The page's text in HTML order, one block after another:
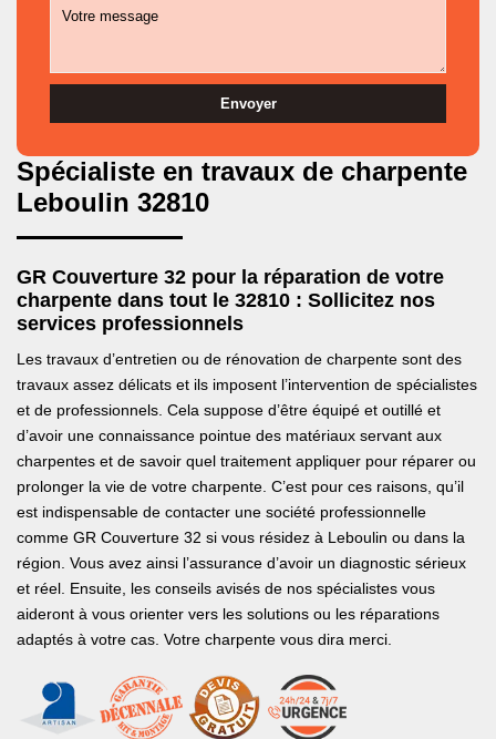
Spécialiste en travaux de charpente
Leboulin 32810
GR Couverture 32 pour la réparation de votre
charpente dans tout le 32810 : Sollicitez nos
services professionnels
Les travaux d’entretien ou de rénovation de charpente sont des
travaux assez délicats et ils imposent l’intervention de spécialistes
et de professionnels. Cela suppose d’être équipé et outillé et
d’avoir une connaissance pointue des matériaux servant aux
charpentes et de savoir quel traitement appliquer pour réparer ou
prolonger la vie de votre charpente. C’est pour ces raisons, qu’il
est indispensable de contacter une société professionnelle
comme GR Couverture 32 si vous résidez à Leboulin ou dans la
région. Vous avez ainsi l’assurance d’avoir un diagnostic sérieux
et réel. Ensuite, les conseils avisés de nos spécialistes vous
aideront à vous orienter vers les solutions ou les réparations
adaptés à votre cas. Votre charpente vous dira merci.